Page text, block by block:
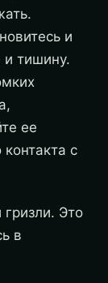
и
и тишину.
ее
контакта с
Это
в